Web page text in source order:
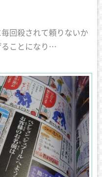
回殺されて頼りないか
ることになり…